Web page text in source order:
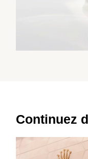
Continuez